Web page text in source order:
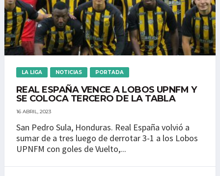
LA LIGA NOTICIAS PORTADA
REAL ESPAÑA VENCE A LOBOS UPNFM Y
SE COLOCA TERCERO DE LA TABLA
16 ABRIL, 2023
San Pedro Sula, Honduras. Real España volvió a
sumar de a tres luego de derrotar 3-1 a los Lobos
UPNFM con goles de Vuelto,...